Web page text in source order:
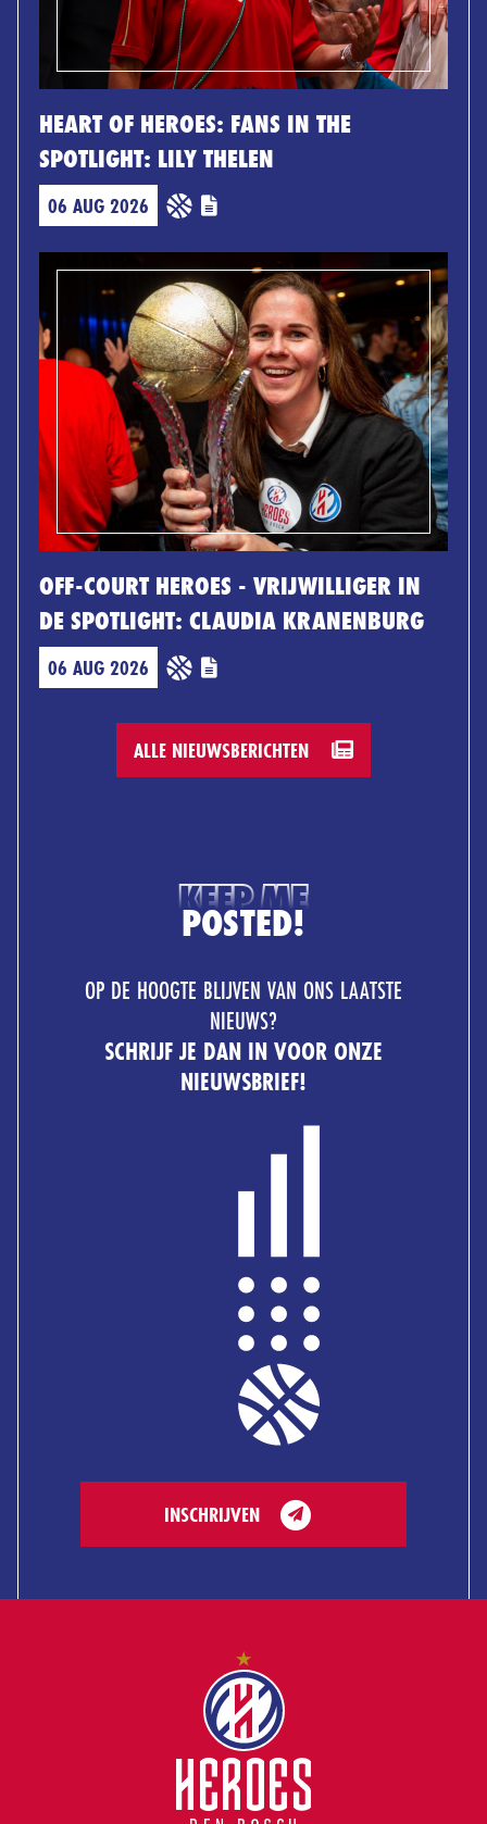
HEART OF HEROES: FANS IN THE
SPOTLIGHT: LILY THELEN
06 AUG 2026
OFF-COURT HEROES - VRIJWILLIGER IN
DE SPOTLIGHT: CLAUDIA KRANENBURG
06 AUG 2026
ALLE NIEUWSBERICHTEN
KEEP ME
POSTED!
OP DE HOOGTE BLIJVEN VAN ONS LAATSTE
NIEUWS?
SCHRIJF JE DAN IN VOOR ONZE
NIEUWSBRIEF!
INSCHRIJVEN